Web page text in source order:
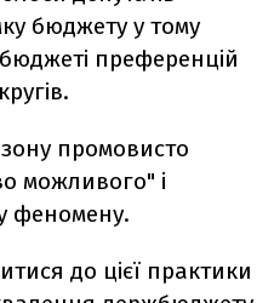
бюджету у тому
преференцій
промовисто
можливого" і
феномену.
до цієї практики